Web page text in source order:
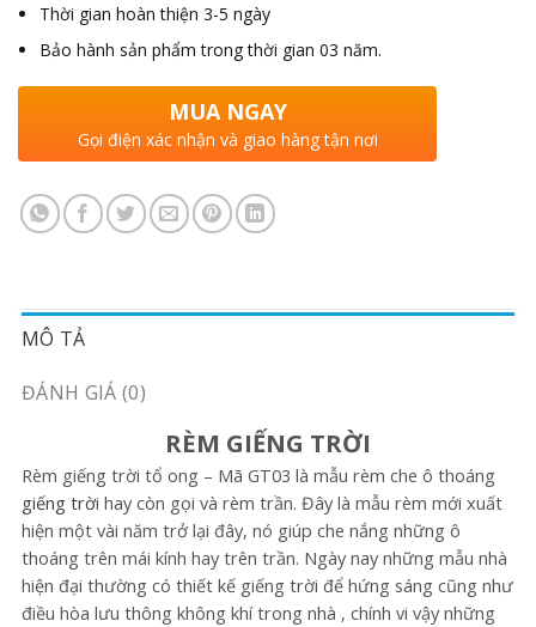
Thời gian hoàn thiện 3-5 ngày
Bảo hành sản phẩm trong thời gian 03 năm.
MUA NGAY
Gọi điện xác nhận và giao hàng tận nơi
MÔ TẢ
ĐÁNH GIÁ (0)
RÈM GIẾNG TRỜI
Rèm giếng trời tổ ong – Mã GT03 là mẫu rèm che ô thoáng
giếng trời hay còn gọi và rèm trần. Đây là mẫu rèm mới xuất
hiện một vài năm trở lại đây, nó giúp che nắng những ô
thoáng trên mái kính hay trên trần. Ngày nay những mẫu nhà
hiện đại thường có thiết kế giếng trời để hứng sáng cũng như
điều hòa lưu thông không khí trong nhà , chính vi vậy những